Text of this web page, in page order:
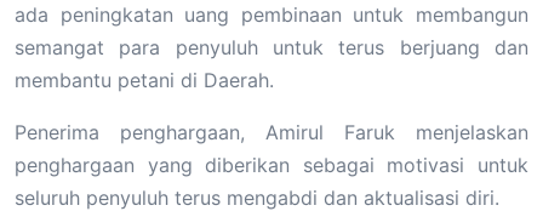
ada peningkatan uang pembinaan untuk membangun
semangat para penyuluh untuk terus berjuang dan
membantu petani di Daerah.
Penerima penghargaan, Amirul Faruk menjelaskan
penghargaan yang diberikan sebagai motivasi untuk
seluruh penyuluh terus mengabdi dan aktualisasi diri.